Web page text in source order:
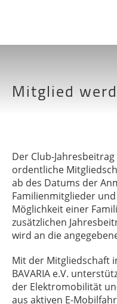
Mitglied
Der Club-Jahresbeitrag
ordentliche
ab des Datums der
Familienmitglieder
Möglichkeit einer
zusätzlichen
wird an die
Mit der Mitgliedschaft
BAVARIA e.V.
der Elektromobilität
aus aktiven E-